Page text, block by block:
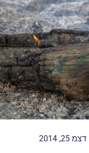
דצמ 25, 2014